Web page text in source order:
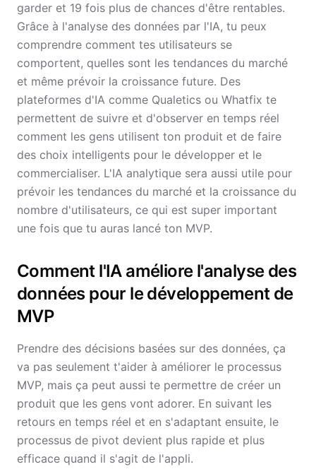
garder et 19 fois plus de chances d'être rentables.
Grâce à l'analyse des données par l'IA, tu peux
comprendre comment tes utilisateurs se
comportent, quelles sont les tendances du marché
et même prévoir la croissance future. Des
plateformes d'IA comme Qualetics ou Whatfix te
permettent de suivre et d'observer en temps réel
comment les gens utilisent ton produit et de faire
des choix intelligents pour le développer et le
commercialiser. L'IA analytique sera aussi utile pour
prévoir les tendances du marché et la croissance du
nombre d'utilisateurs, ce qui est super important
une fois que tu auras lancé ton MVP.
Comment l'IA améliore l'analyse des
données pour le développement de
MVP
Prendre des décisions basées sur des données, ça
va pas seulement t'aider à améliorer le processus
MVP, mais ça peut aussi te permettre de créer un
produit que les gens vont adorer. En suivant les
retours en temps réel et en s'adaptant ensuite, le
processus de pivot devient plus rapide et plus
efficace quand il s'agit de l'appli.